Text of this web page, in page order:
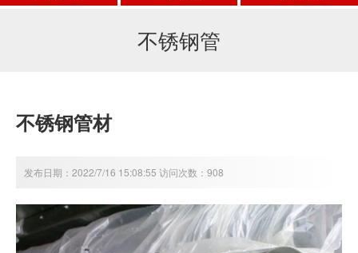
不锈钢管
不锈钢管材
发布日期：2022/7/16 15:08:55 访问次数：908